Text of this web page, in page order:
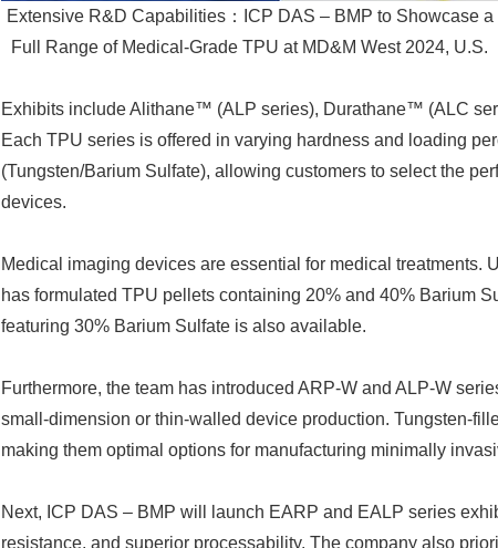
Extensive R&D Capabilities：ICP DAS – BMP to Showcase a
Full Range of Medical-Grade TPU at MD&M West 2024, U.S.
Exhibits include Alithane™ (ALP series), Durathane™ (ALC
Each TPU series is offered in varying hardness and loading
(Tungsten/Barium Sulfate), allowing customers to select the
devices.
Medical imaging devices are essential for medical treatments.
has formulated TPU pellets containing 20% and 40% Barium
featuring 30% Barium Sulfate is also available.
Furthermore, the team has introduced ARP-W and ALP-W
small-dimension or thin-walled device production. Tungsten-
making them optimal options for manufacturing minimally
Next, ICP DAS – BMP will launch EARP and EALP series
resistance, and superior processability. The company also